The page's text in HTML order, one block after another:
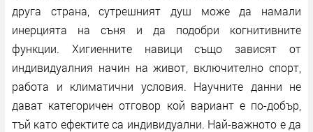
друга страна, сутрешният душ може да намали
инерцията на съня и да подобри когнитивните
функции. Хигиенните навици също зависят от
индивидуалния начин на живот, включително спорт,
работа и климатични условия. Научните данни не
дават категоричен отговор кой вариант е по-добър,
тъй като ефектите са индивидуални. Най-важното е да